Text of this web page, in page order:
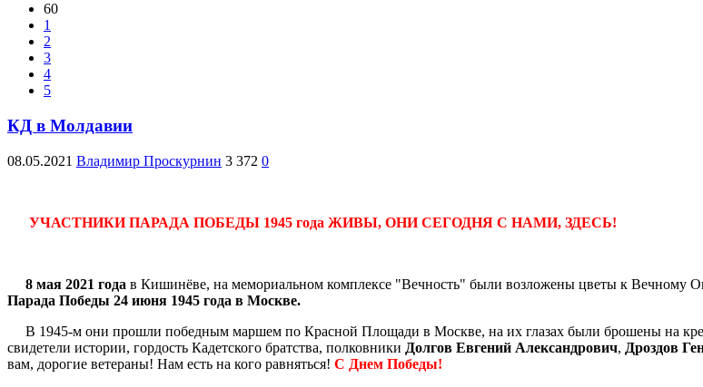
60
1
2
3
4
5
КД в Молдавии
08.05.2021 Владимир Проскурнин 3 372 0
УЧАСТНИКИ ПАРАДА ПОБЕДЫ 1945 года ЖИВЫ, ОНИ СЕГОДНЯ С НАМИ, ЗДЕСЬ!
8 мая 2021 года в Кишинёве, на мемориальном комплексе "Вечность" были возложены цветы к
Парада Победы 24 июня 1945 года в Москве.
В 1945-м они прошли победным маршем по Красной Площади в Москве, на их глазах были брошены на
свидетели истории, гордость Кадетского братства, полковники Долгов Евгений Александрович, Дроздов
вам, дорогие ветераны! Нам есть на кого равняться! С Днем Победы!